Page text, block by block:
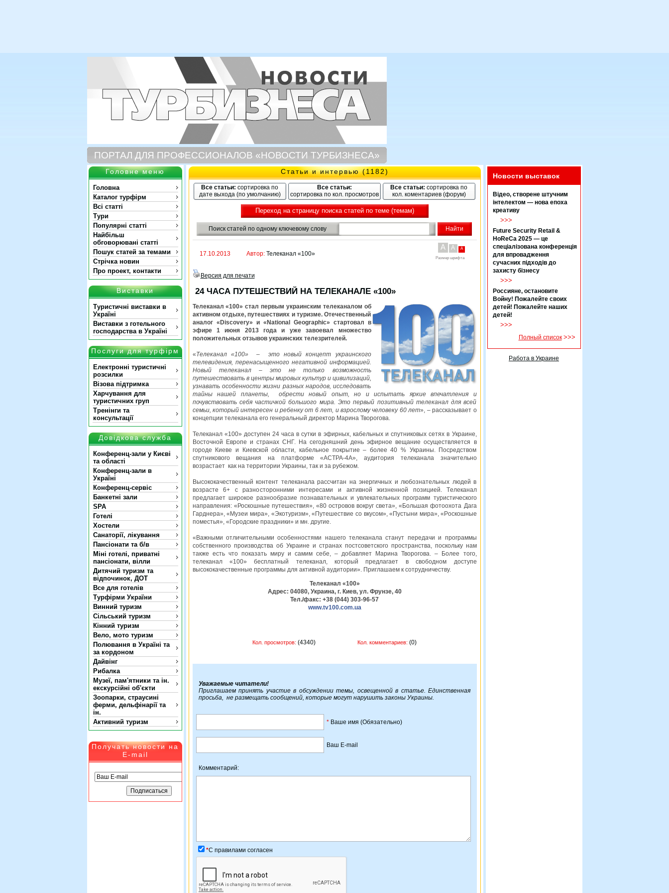
ПОРТАЛ ДЛЯ ПРОФЕССИОНАЛОВ «НОВОСТИ ТУРБИЗНЕСА»
Головне меню
Головна
Каталог турфірм
Всі статті
Тури
Популярні статті
Найбільш
обговорювані статті
Пошук статей за темами
Стрічка новин
Про проект, контакти
Виставки
Туристичні виставки в
Україні
Виставки з готельного
господарства в Україні
Послуги для турфірм
Електронні туристичні
розсилки
Візова підтримка
Харчування для
туристичних груп
Тренінги та
консультації
Довідкова служба
Конференц-зали у Києві
та області
Конференц-зали в
Україні
Конференц-сервіс
Банкетні зали
SPA
Готелі
Хостели
Санаторії, лікування
Пансіонати та б/в
Міні готелі, приватні
пансіонати, вілли
Дитячий туризм та
відпочинок, ДОТ
Все для готелів
Турфірми України
Винний туризм
Сільський туризм
Кінний туризм
Вело, мото туризм
Полювання в Україні та
за кордоном
Дайвінг
Рибалка
Музеї, пам'ятники та ін.
екскурсійні об'єкти
Зоопарки, страусині
ферми, дельфінарії та
ін.
Активний туризм
Получать новости на
E-mail
Статьи и интервью (1182)
Все статьи: сортировка по
дате выхода (по умолчанию)
Все статьи:
сортировка по кол. просмотров
Все статьи: сортировка по
кол. коментариев (форум)
Переход на страницу поиска статей по теме (темам)
Поиск статей по одному ключевому слову
17.10.2013 Автор: Телеканал «100»
A A A
Размер шрифта
Версия для печати
24 ЧАСА ПУТЕШЕСТВИЙ НА ТЕЛЕКАНАЛЕ «100»
Телеканал «100» стал первым украинским телеканалом об
активном отдыхе, путешествиях и туризме. Отечественный
аналог «Discovery» и «National Geographic» стартовал в
эфире 1 июня 2013 года и уже завоевал множество
положительных отзывов украинских телезрителей.
«Телеканал «100» – это новый концепт украинского
телевидения, перенасыщенного негативной информацией.
Новый телеканал – это не только возможность
путешествовать в центры мировых культур и цивилизаций,
узнавать особенности жизни разных народов, исследовать
тайны нашей планеты, обрести новый опыт, но и испытать яркие впечатления и
почувствовать себя частичкой большого мира. Это первый позитивный телеканал для всей
семьи, который интересен и ребенку от 6 лет, и взрослому человеку 60 лет», – рассказывает о
концепции телеканала его генеральный директор Марина Творогова.
Телеканал «100» доступен 24 часа в сутки в эфирных, кабельных и спутниковых сетях в Украине,
Восточной Европе и странах СНГ. На сегодняшний день эфирное вещание осуществляется в
городе Киеве и Киевской области, кабельное покрытие – более 40 % Украины. Посредством
спутникового вещания на платформе «АСТРА-4А», аудитория телеканала значительно
возрастает как на территории Украины, так и за рубежом.
Высококачественный контент телеканала рассчитан на энергичных и любознательных людей в
возрасте 6+ с разносторонними интересами и активной жизненной позицией. Телеканал
предлагает широкое разнообразие познавательных и увлекательных программ туристического
направления: «Роскошные путешествия», «80 островов вокруг света», «Большая фотоохота Дага
Гарднера», «Музеи мира», «Экотуризм», «Путешествие со вкусом», «Пустыни мира», «Роскошные
поместья», «Городские праздники» и мн. другие.
«Важными отличительными особенностями нашего телеканала станут передачи и программы
собственного производства об Украине и странах постсоветского пространства, поскольку нам
также есть что показать миру и самим себе, – добавляет Марина Творогова. – Более того,
телеканал «100» бесплатный телеканал, который предлагает в свободном доступе
высококачественные программы для активной аудитории». Приглашаем к сотрудничеству.
Телеканал «100»
Адрес: 04080, Украина, г. Киев, ул. Фрунзе, 40
Тел./факс: +38 (044) 303-96-57
www.tv100.com.ua
Кол. просмотров: (4340) Кол. комментариев: (0)
Уважаемые читатели!
Приглашаем принять участие в обсуждении темы, освещенной в статье. Единственная
просьба, не размещать сообщений, которые могут нарушить законы Украины.
*Ваше имя (Обязательно)
Ваш E-mail
Комментарий:
*C правилами согласен
Новости выставок
Відео, створене штучним
інтелектом — нова епоха
креативу
>>>
Future Security Retail &
HoReCa 2025 — це
спеціалізована конференція
для впровадження
сучасних підходів до
захисту бізнесу
>>>
Россияне, остановите
Войну! Пожалейте своих
детей! Пожалейте наших
детей!
>>>
Полный список >>>
Работа в Украине